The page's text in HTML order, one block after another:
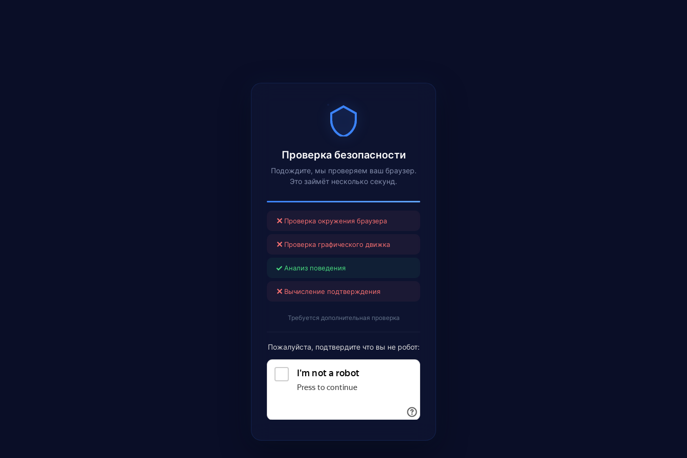
Проверка безопасности
Подождите, мы проверяем ваш браузер.
Это займёт несколько секунд.
✕ Проверка окружения браузера
✕ Проверка графического движка
✓ Анализ поведения
✕ Вычисление подтверждения
Требуется дополнительная проверка
Пожалуйста, подтвердите что вы не робот: